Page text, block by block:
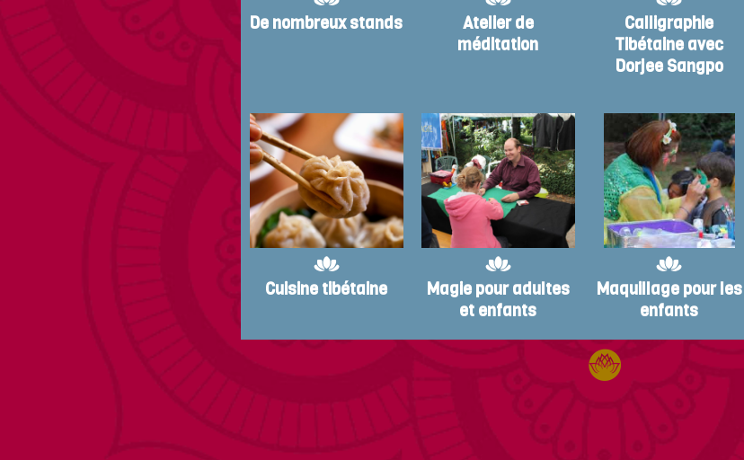
De nombreux stands
Atelier de
méditation
Calligraphie
Tibétaine avec
Dorjee Sangpo
Cuisine tibétaine
Magie pour adultes
et enfants
Maquillage pour les
enfants